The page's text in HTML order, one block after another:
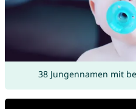
38 Jungennamen mit